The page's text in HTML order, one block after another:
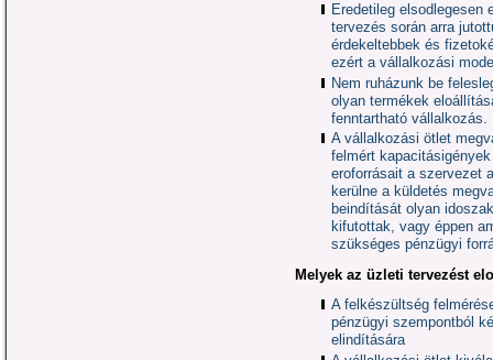
Eredetileg
tervezés során arra
érdekeltebbek és
ezért a vállalkozási
Nem ruházunk be
olyan termékek
fenntartható vállalkozás.
A vállalkozási ötlet
felmért
eroforrásait a szervezet
kerülne a küldetés
beindítását olyan
kifutottak, vagy éppen
szükséges pénzügyi
Melyek az üzleti tervezést
A felkészültség
pénzügyi szempontból
elindítására